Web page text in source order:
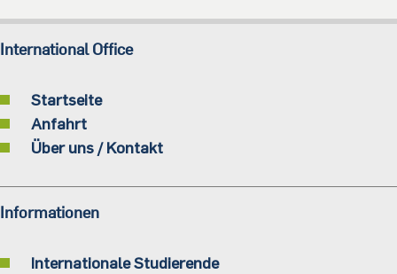
International Office
Startseite
Anfahrt
Über uns / Kontakt
Informationen
Internationale Studierende